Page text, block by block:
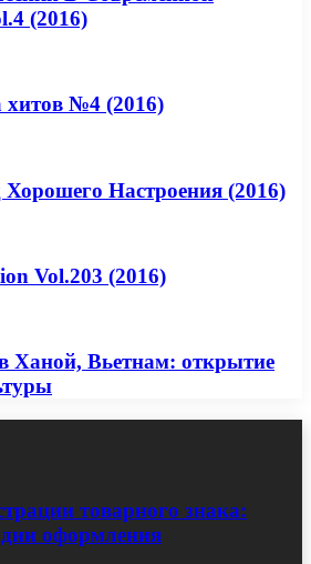
(2016)
хитов №4 (2016)
Настроения (2016)
Vol.203 (2016)
Ханой, Вьетнам: открытие
товарного знака:
оформления